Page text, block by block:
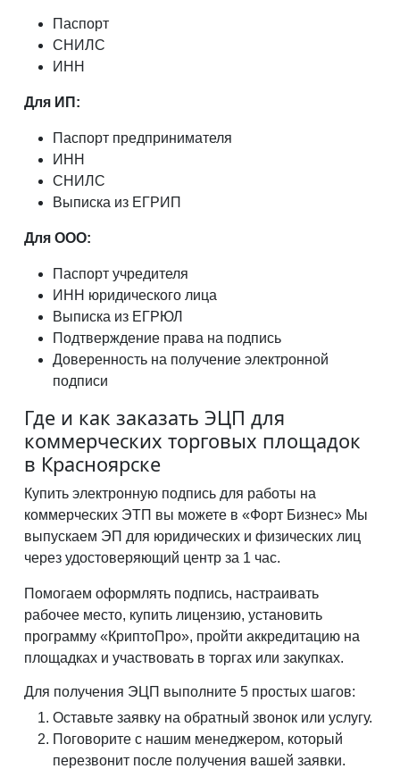
Паспорт
СНИЛС
ИНН
Для ИП:
Паспорт предпринимателя
ИНН
СНИЛС
Выписка из ЕГРИП
Для ООО:
Паспорт учредителя
ИНН юридического лица
Выписка из ЕГРЮЛ
Подтверждение права на подпись
Доверенность на получение электронной
подписи
Где и как заказать ЭЦП для
коммерческих торговых площадок
в Красноярске
Купить электронную подпись для работы на
коммерческих ЭТП вы можете в «Форт Бизнес» Мы
выпускаем ЭП для юридических и физических лиц
через удостоверяющий центр за 1 час.
Помогаем оформлять подпись, настраивать
рабочее место, купить лицензию, установить
программу «КриптоПро», пройти аккредитацию на
площадках и участвовать в торгах или закупках.
Для получения ЭЦП выполните 5 простых шагов:
Оставьте заявку на обратный звонок или услугу.
Поговорите с нашим менеджером, который
перезвонит после получения вашей заявки.